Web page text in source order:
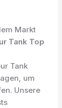
Markt
Tank Top
Tank
um
Unsere